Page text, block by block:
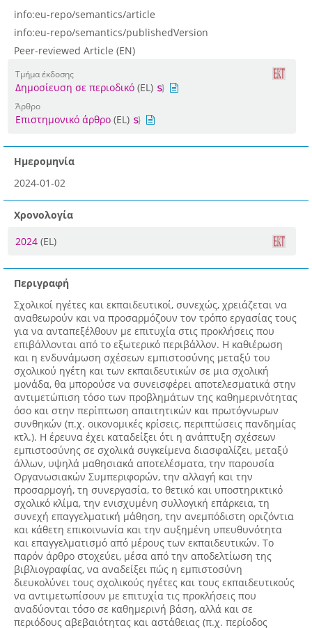
info:eu-repo/semantics/article
info:eu-repo/semantics/publishedVersion
Peer-reviewed Article (EN)
Τμήμα έκδοσης
Δημοσίευση σε περιοδικό (EL)
Άρθρο
Επιστημονικό άρθρο (EL)
Ημερομηνία
2024-01-02
Χρονολογία
2024 (EL)
Περιγραφή
Σχολικοί ηγέτες και εκπαιδευτικοί, συνεχώς, χρειάζεται να
αναθεωρούν και να προσαρμόζουν τον τρόπο εργασίας τους
για να ανταπεξέλθουν με επιτυχία στις προκλήσεις που
επιβάλλονται από το εξωτερικό περιβάλλον. Η καθιέρωση
και η ενδυνάμωση σχέσεων εμπιστοσύνης μεταξύ του
σχολικού ηγέτη και των εκπαιδευτικών σε μια σχολική
μονάδα, θα μπορούσε να συνεισφέρει αποτελεσματικά στην
αντιμετώπιση τόσο των προβλημάτων της καθημερινότητας
όσο και στην περίπτωση απαιτητικών και πρωτόγνωρων
συνθηκών (π.χ. οικονομικές κρίσεις, περιπτώσεις πανδημίας
κτλ.). Η έρευνα έχει καταδείξει ότι η ανάπτυξη σχέσεων
εμπιστοσύνης σε σχολικά συγκείμενα διασφαλίζει, μεταξύ
άλλων, υψηλά μαθησιακά αποτελέσματα, την παρουσία
Οργανωσιακών Συμπεριφορών, την αλλαγή και την
προσαρμογή, τη συνεργασία, το θετικό και υποστηρικτικό
σχολικό κλίμα, την ενισχυμένη συλλογική επάρκεια, τη
συνεχή επαγγελματική μάθηση, την ανεμπόδιστη οριζόντια
και κάθετη επικοινωνία και την αυξημένη υπευθυνότητα
και επαγγελματισμό από μέρους των εκπαιδευτικών. Το
παρόν άρθρο στοχεύει, μέσα από την αποδελτίωση της
βιβλιογραφίας, να αναδείξει πώς η εμπιστοσύνη
διευκολύνει τους σχολικούς ηγέτες και τους εκπαιδευτικούς
να αντιμετωπίσουν με επιτυχία τις προκλήσεις που
αναδύονται τόσο σε καθημερινή βάση, αλλά και σε
περιόδους αβεβαιότητας και αστάθειας (π.χ. περίοδος